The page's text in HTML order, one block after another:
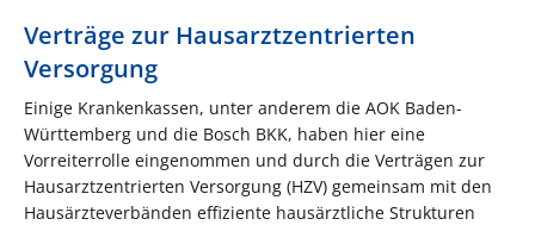
Verträge zur Hausarztzentrierten
Versorgung
Einige Krankenkassen, unter anderem die AOK Baden-
Württemberg und die Bosch BKK, haben hier eine
Vorreiterrolle eingenommen und durch die Verträgen zur
Hausarztzentrierten Versorgung (HZV) gemeinsam mit den
Hausärzteverbänden effiziente hausärztliche Strukturen